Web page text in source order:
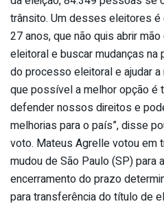
trânsito. Um desses eleitores
27 anos, que não quis abrir
eleitoral e buscar mudanças na
do processo eleitoral e ajudar
que possível a melhor opção é
defender nossos direitos e
melhorias para o país”, disse
voto. Mateus Agrelle votou em
mudou de São Paulo (SP) para
encerramento do prazo
para transferência do título de